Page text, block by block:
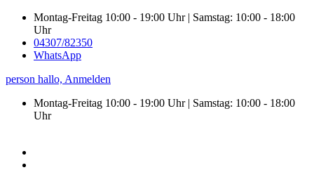
Montag-Freitag 10:00 - 19:00 Uhr | Samstag: 10:00 - 18:00
Uhr
04307/82350
WhatsApp
person hallo, Anmelden
Montag-Freitag 10:00 - 19:00 Uhr | Samstag: 10:00 - 18:00
Uhr